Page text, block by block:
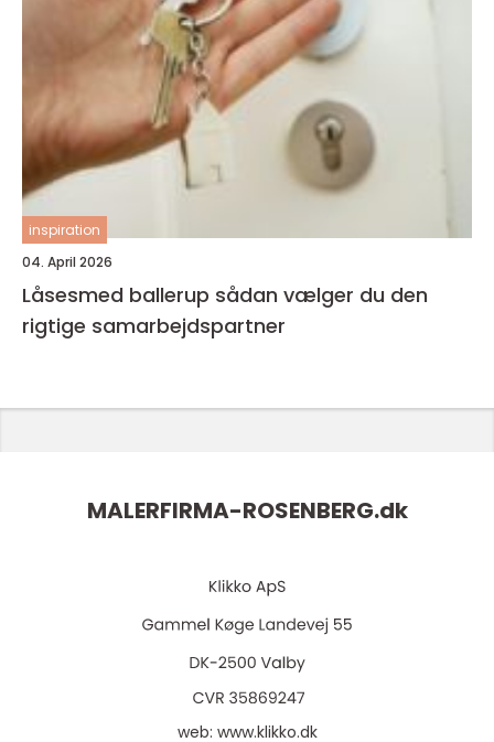
inspiration
04. April 2026
Låsesmed ballerup sådan vælger du den
rigtige samarbejdspartner
MALERFIRMA-ROSENBERG.dk
web: www.klikko.dk